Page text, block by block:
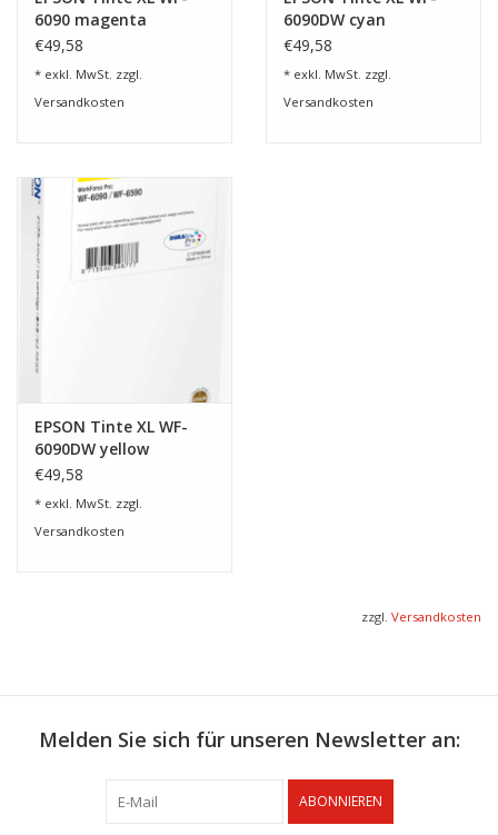
6090 magenta
€49,58
* exkl. MwSt. zzgl.
Versandkosten
6090DW cyan
€49,58
* exkl. MwSt. zzgl.
Versandkosten
EPSON Tinte XL WF-
6090DW yellow
€49,58
* exkl. MwSt. zzgl.
Versandkosten
zzgl. Versandkosten
Melden Sie sich für unseren Newsletter an:
ABONNIEREN